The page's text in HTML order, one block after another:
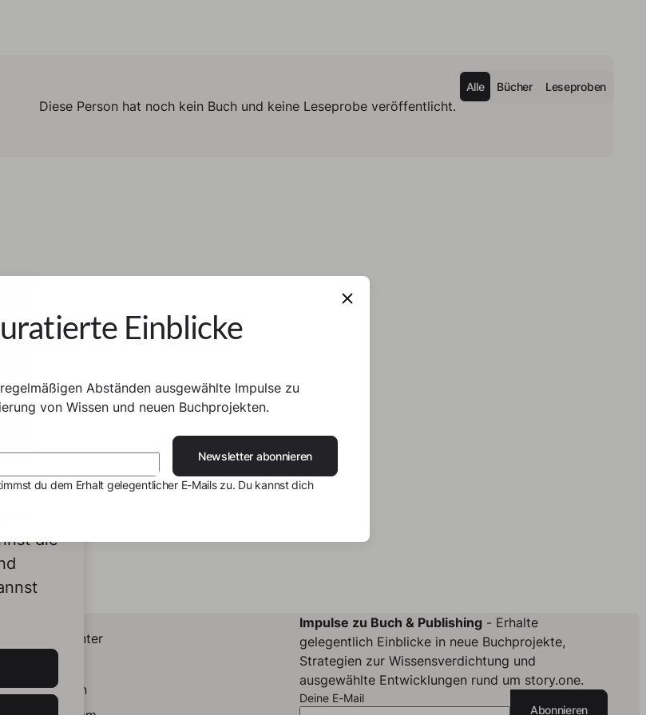
Alle Bücher Leseproben
Diese Person hat noch kein Buch und keine Leseprobe veröffentlicht.
die
Impulse zu Buch & Publishing- Erhalte
gelegentlich Einblicke in neue Buchprojekte,
Strategien zur Wissensverdichtung und
ausgewählte Entwicklungen rund um story.one.
Deine E-Mail
Abonnieren
Helpcenter
LinkedIn
Einblicke
Abständen ausgewählte Impulse zu
von Wissen und neuen Buchprojekten.
Newsletter abonnieren
du dem Erhalt gelegentlicher E-Mails zu. Du kannst dich